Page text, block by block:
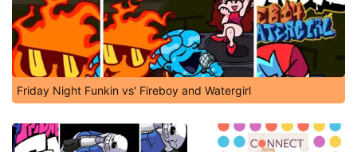
Friday Night Funkin vs' Fireboy and Watergirl